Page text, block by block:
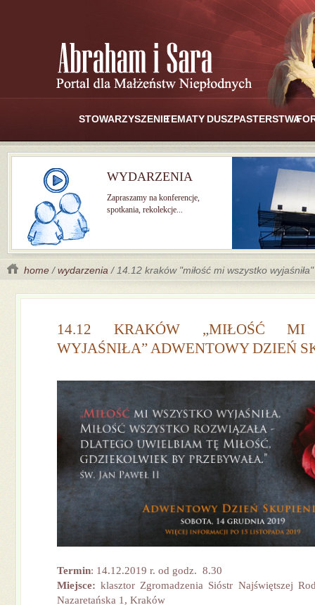
STOWARZYSZENIETEMATY DUSZPASTERSTWA
WYDARZENIA
Zapraszamy na konferencje,
spotkania, rekolekcje...
home /wydarzenia / 14.12 kraków "miłość mi wszystko
14.12 KRAKÓW „MIŁOŚĆ MI
WYJAŚNIŁA” ADWENTOWY DZIEŃ
Termin: 14.12.2019 r. od godz. 8.30
Miejsce:klasztor Zgromadzenia Sióstr Najświętszej
Nazaretańska 1, Kraków